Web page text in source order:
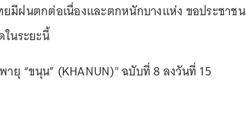
ยมีฝนตกต่อเนื่องและตกหนักบางแห่ง ขอประชาชน
นระยะนี้
ยุ “ขนุน” (KHANUN)" ฉบับที่ 8 ลงวันที่ 15